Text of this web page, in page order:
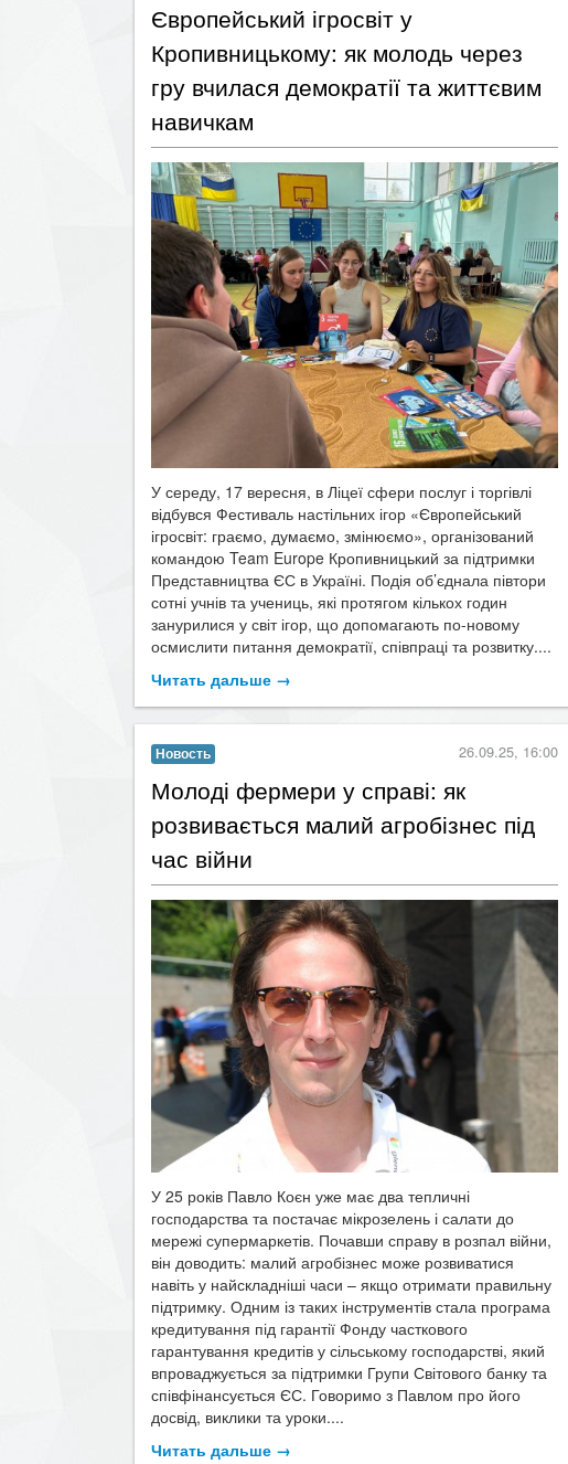
Європейський ігросвіт у
Кропивницькому: як молодь через
гру вчилася демократії та життєвим
навичкам
У середу, 17 вересня, в Ліцеї сфери послуг і торгівлі
відбувся Фестиваль настільних ігор «Європейський
ігросвіт: граємо, думаємо, змінюємо», організований
командою Team Europe Кропивницький за підтримки
Представництва ЄС в Україні. Подія об’єднала півтори
сотні учнів та учениць, які протягом кількох годин
занурилися у світ ігор, що допомагають по-новому
осмислити питання демократії, співпраці та розвитку....
Читать дальше →
Новость 26.09.25, 16:00
​Молоді фермери у справі: як
розвивається малий агробізнес під
час війни
У 25 років Павло Коєн уже має два тепличні
господарства та постачає мікрозелень і салати до
мережі супермаркетів. Почавши справу в розпал війни,
він доводить: малий агробізнес може розвиватися
навіть у найскладніші часи – якщо отримати правильну
підтримку. Одним із таких інструментів стала програма
кредитування під гарантії Фонду часткового
гарантування кредитів у сільському господарстві, який
впроваджується за підтримки Групи Світового банку та
співфінансується ЄС. Говоримо з Павлом про його
досвід, виклики та уроки....
Читать дальше →